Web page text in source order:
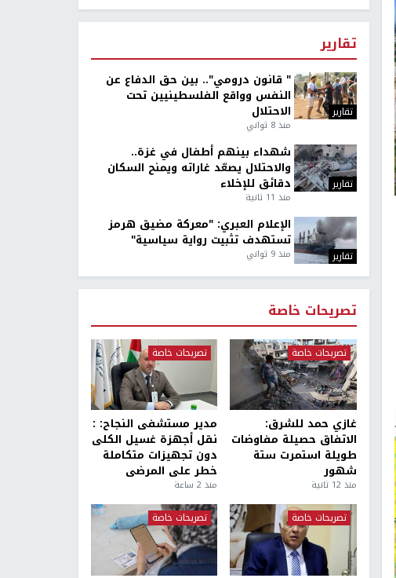
تقارير
تقارير
" قانون درومي".. بين حق الدفاع عن
النفس وواقع الفلسطينيين تحت
الاحتلال
منذ 8 ثواني
تقارير
شهداء بينهم أطفال في غزة..
والاحتلال يصعّد غاراته ويمنح السكان
دقائق للإخلاء
منذ 11 ثانية
تقارير
الإعلام العبري: "معركة مضيق هرمز
تستهدف تثبيت رواية سياسية"
منذ 9 ثواني
تصريحات خاصة
تصريحات خاصة
غازي حمد للشرق:
الاتفاق حصيلة مفاوضات
طويلة استمرت ستة
شهور
منذ 12 ثانية
تصريحات خاصة
مدير مستشفى النجاح: :
نقل أجهزة غسيل الكلى
دون تجهيزات متكاملة
خطر على المرضى
منذ 2 ساعة
تصريحات خاصة تصريحات خاصة